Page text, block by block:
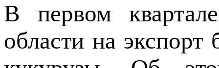
В первом
области на